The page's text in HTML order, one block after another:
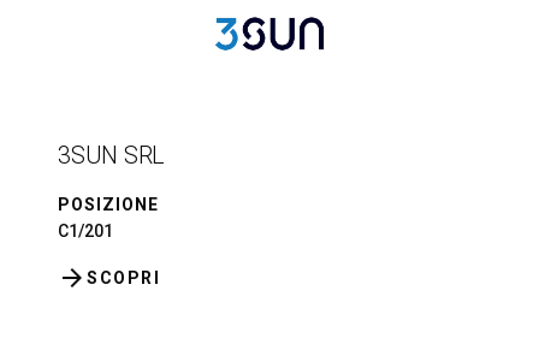
3SUN SRL
POSIZIONE
C1/201
SCOPRI
arrow_forward